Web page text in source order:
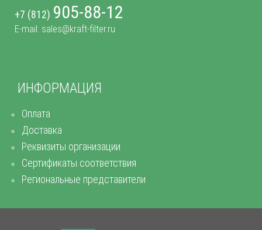
ИНФОРМАЦИЯ
Оплата
Доставка
Реквизиты организации
Сертификаты соответствия
Региональные представители
+7 (812) 905-88-12
E-mail: sales@kraft-filter.ru